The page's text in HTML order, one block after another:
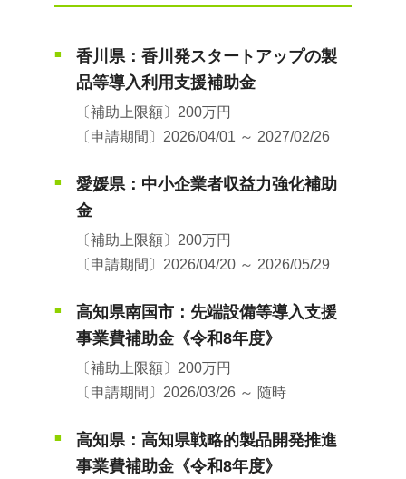
■
香川県：香川発スタートアップの製
品等導入利用支援補助金
〔補助上限額〕200万円
〔申請期間〕2026/04/01 ～ 2027/02/26
■
愛媛県：中小企業者収益力強化補助
金
〔補助上限額〕200万円
〔申請期間〕2026/04/20 ～ 2026/05/29
■
高知県南国市：先端設備等導入支援
事業費補助金《令和8年度》
〔補助上限額〕200万円
〔申請期間〕2026/03/26 ～ 随時
■
高知県：高知県戦略的製品開発推進
事業費補助金《令和8年度》